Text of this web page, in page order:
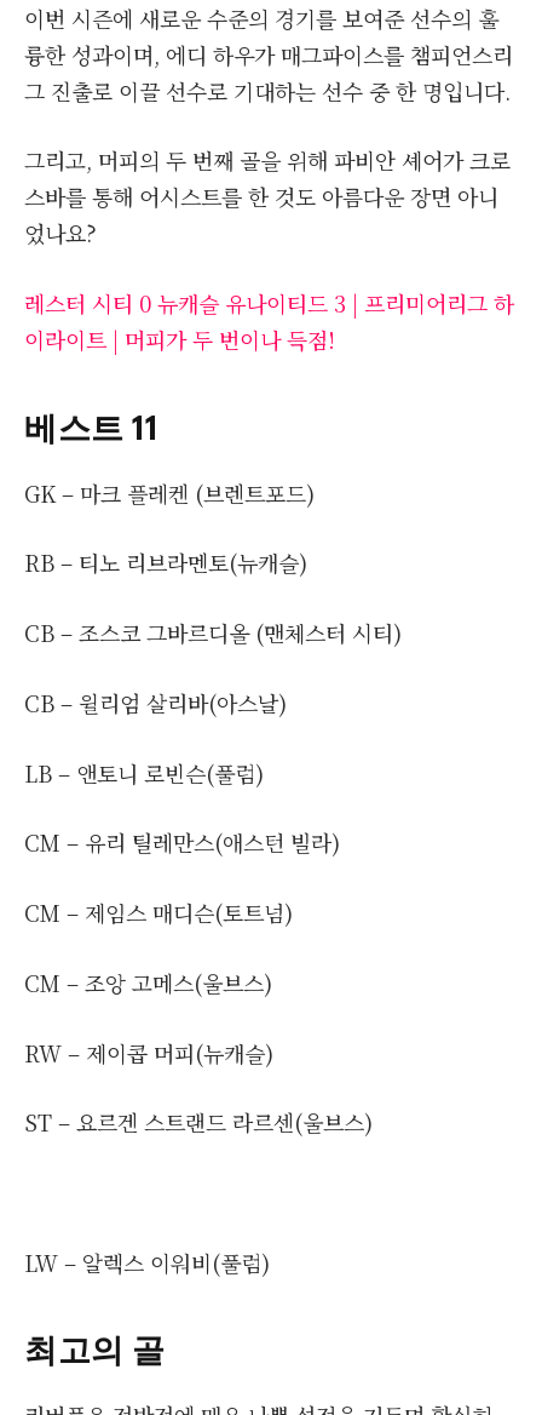
이번 시즌에 새로운 수준의 경기를 보여준 선수의 훌
륭한 성과이며, 에디 하우가 매그파이스를 챔피언스리
그 진출로 이끌 선수로 기대하는 선수 중 한 명입니다.
그리고, 머피의 두 번째 골을 위해 파비안 셰어가 크로
스바를 통해 어시스트를 한 것도 아름다운 장면 아니
었나요?
레스터 시티 0 뉴캐슬 유나이티드 3 | 프리미어리그 하
이라이트 | 머피가 두 번이나 득점!
베스트 11
GK – 마크 플레켄 (브렌트포드)
RB – 티노 리브라멘토(뉴캐슬)
CB – 조스코 그바르디올 (맨체스터 시티)
CB – 윌리엄 살리바(아스날)
LB – 앤토니 로빈슨(풀럼)
CM – 유리 틸레만스(애스턴 빌라)
CM – 제임스 매디슨(토트넘)
CM – 조앙 고메스(울브스)
RW – 제이콥 머피(뉴캐슬)
ST – 요르겐 스트랜드 라르센(울브스)
LW – 알렉스 이워비(풀럼)
최고의 골